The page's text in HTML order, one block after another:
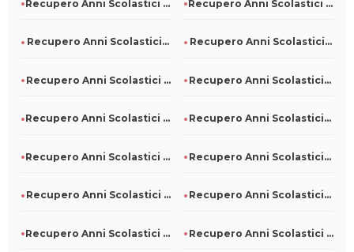
Recupero Anni Scolastici Persi A Mezzane Di Sotto Recupero Anni Scolastici Persi A San Martino Sannita
Recupero Anni Scolastici Persi A Nuoro Recupero Anni Scolastici Persi A Oliveri
Recupero Anni Scolastici Persi A Morro D'Oro Recupero Anni Scolastici Persi A Paterno
Recupero Anni Scolastici Persi A Borgo Mantovano Recupero Anni Scolastici Persi A Bollengo
Recupero Anni Scolastici Persi A Campodipietra Recupero Anni Scolastici Persi A Argenta
Recupero Anni Scolastici Persi A Albosaggia Recupero Anni Scolastici Persi A San Luca
Recupero Anni Scolastici Persi A San Colombano Certenoli Recupero Anni Scolastici Persi A Pieve D'Olmi